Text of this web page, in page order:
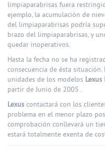
limpiaparabrisas fuera
ejemplo, la acumulación de
del limpiaparabrisas podría
brazo del limpiaparabrisas, y
quedar inoperativos.
Hasta la fecha no se ha
consecuencia de ésta situación.
unidades de los modelos Lexus
partir de Junio de 2005 .
Lexus contactará con los
problema en el menor plazo
comprobación conllevará un
estará totalmente exenta de